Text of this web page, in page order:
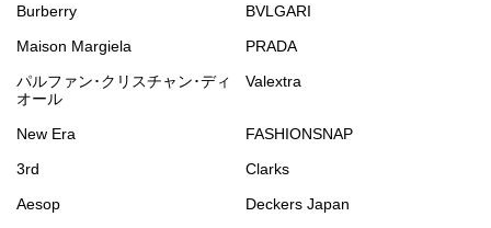
Burberry
BVLGARI
Maison Margiela
PRADA
パルファン･クリスチャン･ディ
オール
Valextra
New Era
FASHIONSNAP
3rd
Clarks
Aesop
Deckers Japan